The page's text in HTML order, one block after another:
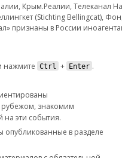
Крым.Реалии,
(Stichting Bellingcat),
признаны в России
нажмите Ctrl + Enter .
рубежом, знакомим
на эти события.
опубликованные в разделе